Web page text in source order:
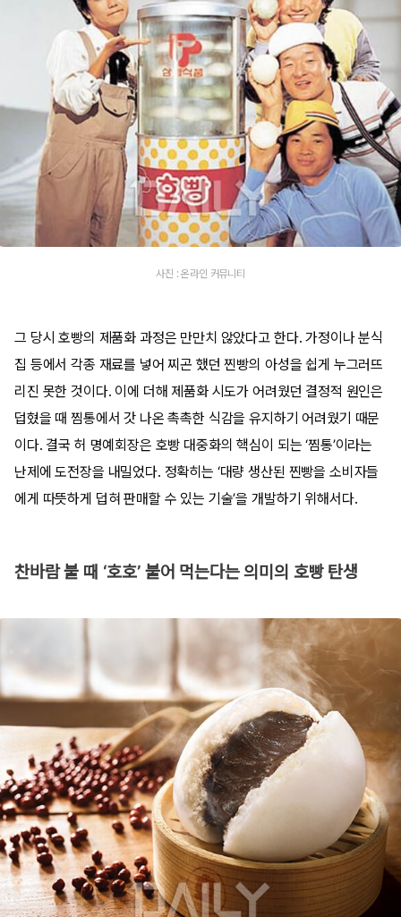
사진 : 온라인 커뮤니티
그 당시 호빵의 제품화 과정은 만만치 않았다고 한다. 가정이나 분식
집 등에서 각종 재료를 넣어 찌곤 했던 찐빵의 아성을 쉽게 누그러뜨
리진 못한 것이다. 이에 더해 제품화 시도가 어려웠던 결정적 원인은
덥혔을 때 찜통에서 갓 나온 촉촉한 식감을 유지하기 어려웠기 때문
이다. 결국 허 명예회장은 호빵 대중화의 핵심이 되는 ‘찜통’이라는
난제에 도전장을 내밀었다. 정확히는 ‘대량 생산된 찐빵을 소비자들
에게 따뜻하게 덥혀 판매할 수 있는 기술’을 개발하기 위해서다.
찬바람 불 때 ‘호호’ 불어 먹는다는 의미의 호빵 탄생